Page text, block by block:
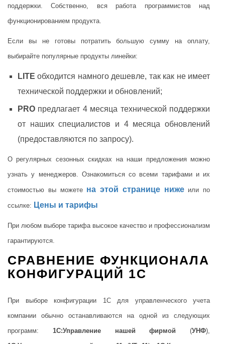
поддержки. Собственно, вся работа программистов над
функционированием продукта.
Если вы не готовы потратить большую сумму на оплату,
выбирайте популярные продукты линейки:
LITE обходится намного дешевле, так как не имеет
технической поддержки и обновлений;
PRO предлагает 4 месяца технической поддержки
от наших специалистов и 4 месяца обновлений
(предоставляются по запросу).
О регулярных сезонных скидках на наши предложения можно
узнать у менеджеров. Ознакомиться со всеми тарифами и их
стоимостью вы можете на этой странице нижеили по
ссылке: Цены и тарифы
При любом выборе тарифа высокое качество и профессионализм
гарантируются.
СРАВНЕНИЕ ФУНКЦИОНАЛА
КОНФИГУРАЦИЙ 1С
При выборе конфигурации 1С для управленческого учета
компании обычно останавливаются на одной из следующих
программ: 1С:Управление нашей фирмой (УНФ),